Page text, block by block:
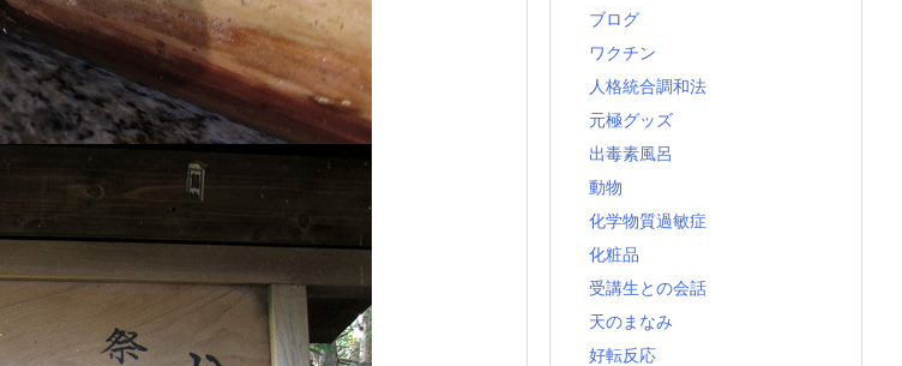
ブログ
ワクチン
人格統合調和法
元極グッズ
出毒素風呂
動物
化学物質過敏症
化粧品
受講生との会話
天のまなみ
好転反応